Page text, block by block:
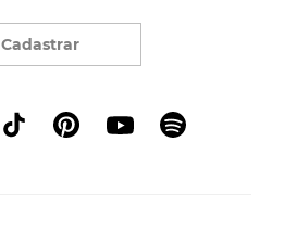
Cadastrar